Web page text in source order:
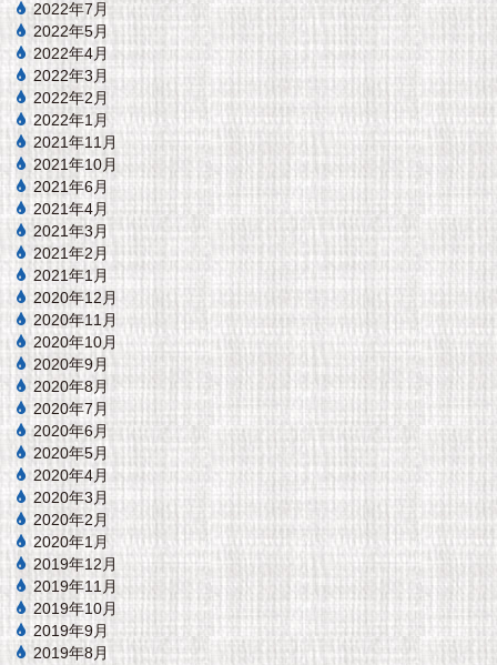
2022年7月
2022年5月
2022年4月
2022年3月
2022年2月
2022年1月
2021年11月
2021年10月
2021年6月
2021年4月
2021年3月
2021年2月
2021年1月
2020年12月
2020年11月
2020年10月
2020年9月
2020年8月
2020年7月
2020年6月
2020年5月
2020年4月
2020年3月
2020年2月
2020年1月
2019年12月
2019年11月
2019年10月
2019年9月
2019年8月